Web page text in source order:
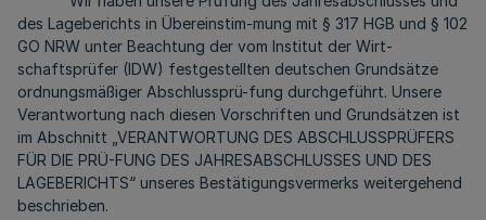
des Lageberichts in Übereinstim-mung mit § 317 HGB und § 102
GO NRW unter Beachtung der vom Institut der Wirt-
schaftsprüfer (IDW) festgestellten deutschen Grundsätze
ordnungsmäßiger Abschlussprü-fung durchgeführt. Unsere
Verantwortung nach diesen Vorschriften und Grundsätzen ist
im Abschnitt „VERANTWORTUNG DES ABSCHLUSSPRÜFERS
FÜR DIE PRÜ-FUNG DES JAHRESABSCHLUSSES UND DES
LAGEBERICHTS“ unseres Bestätigungsvermerks weitergehend
beschrieben.